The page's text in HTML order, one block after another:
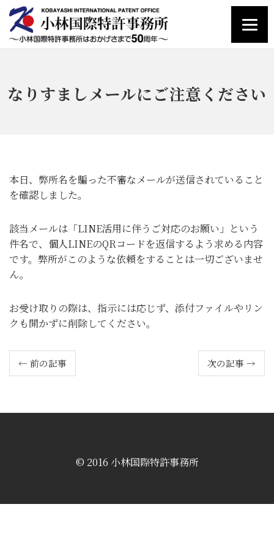
なりすましメールにご注意ください
本日、弊所名を騙った不審なメールが送信されていること
を確認しました。
該当メールは「LINE活用に伴うご対応のお願い」という
件名で、個人LINEのQRコードを返信するよう求める内容
です。弊所がこのような依頼をすることは一切ございませ
ん。
お受け取りの際は、指示には応じず、添付ファイルやリン
クも開かずに削除してください。
← 前の記事 次の記事 →
© 2016 小林国際特許事務所